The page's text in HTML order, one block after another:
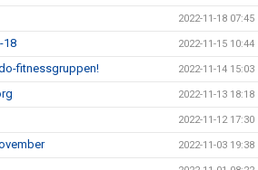
2022-11-18 07:45
18 2022-11-15 10:44
fitnessgruppen! 2022-11-14 15:03
2022-11-13 18:18
2022-11-12 17:30
2022-11-03 19:38